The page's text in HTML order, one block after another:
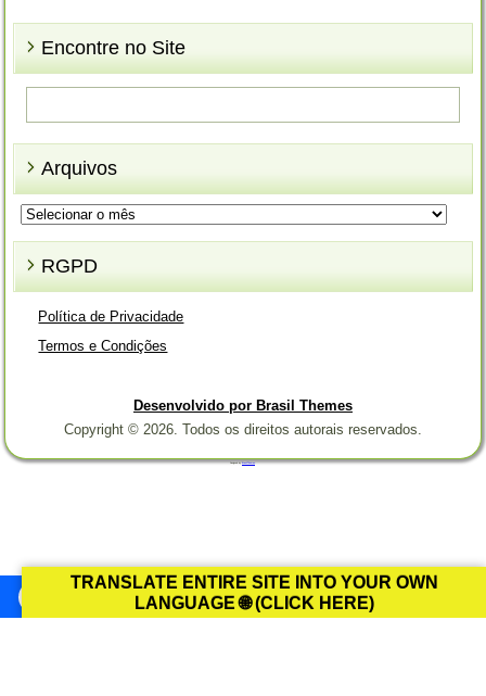
Encontre no Site
Arquivos
Arquivos
RGPD
Política de Privacidade
Termos e Condições
Desenvolvido por Brasil Themes
Copyright © 2026. Todos os direitos autorais reservados.
TRANSLATE ENTIRE SITE INTO YOUR OWN
LANGUAGE 🌐 (CLICK HERE)